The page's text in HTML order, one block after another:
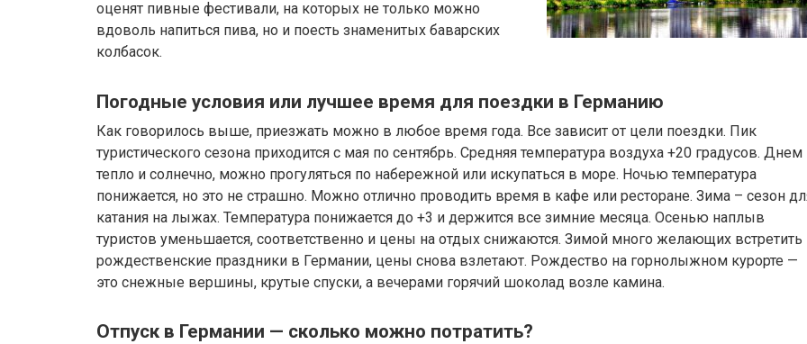
оценят пивные фестивали, на которых не только можно
вдоволь напиться пива, но и поесть знаменитых баварских
колбасок.
Погодные условия или лучшее время для поездки в Германию
Как говорилось выше, приезжать можно в любое время года. Все зависит от цели поездки. Пик
туристического сезона приходится с мая по сентябрь. Средняя температура воздуха +20 градусов. Днем
тепло и солнечно, можно прогуляться по набережной или искупаться в море. Ночью температура
понижается, но это не страшно. Можно отлично проводить время в кафе или ресторане. Зима – сезон
катания на лыжах. Температура понижается до +3 и держится все зимние месяца. Осенью наплыв
туристов уменьшается, соответственно и цены на отдых снижаются. Зимой много желающих встретить
рождественские праздники в Германии, цены снова взлетают. Рождество на горнолыжном курорте —
это снежные вершины, крутые спуски, а вечерами горячий шоколад возле камина.
Отпуск в Германии — сколько можно потратить?